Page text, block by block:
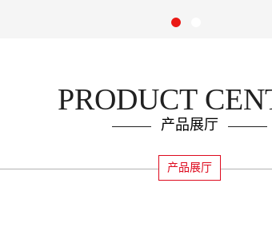
PRODUCT
产品展厅
产品展厅